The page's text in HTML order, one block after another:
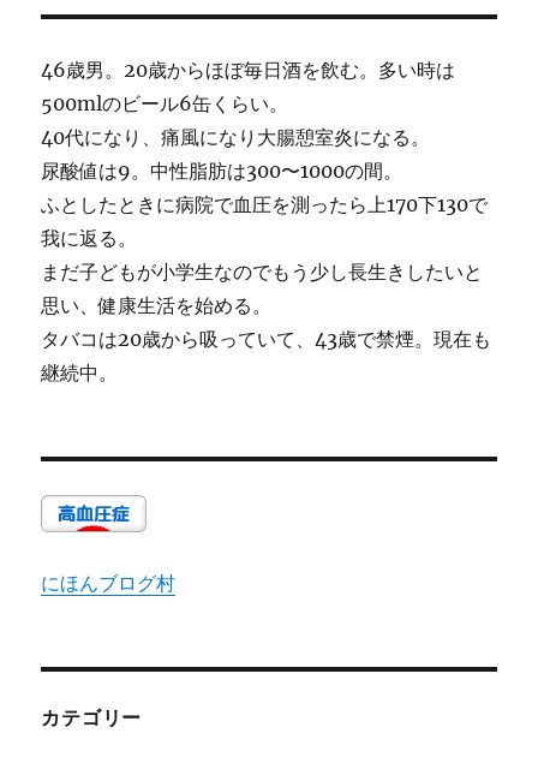
46歳男。20歳からほぼ毎日酒を飲む。多い時は
500mlのビール6缶くらい。
40代になり、痛風になり大腸憩室炎になる。
尿酸値は9。中性脂肪は300〜1000の間。
ふとしたときに病院で血圧を測ったら上170下130で
我に返る。
まだ子どもが小学生なのでもう少し長生きしたいと
思い、健康生活を始める。
タバコは20歳から吸っていて、43歳で禁煙。現在も
継続中。
にほんブログ村
カテゴリー